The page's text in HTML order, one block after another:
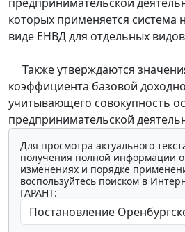
которых применяется система
виде ЕНВД для отдельных
Также утверждаются
коэффициента базовой
учитывающего совокупность
предпринимательской
Для просмотра актуального
получения полной информации о
изменениях и порядке
воспользуйтесь поиском в
ГАРАНТ: